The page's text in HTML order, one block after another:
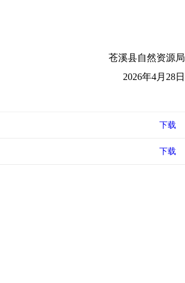
苍溪县自然资源局
2026年4月28日
下载
下载